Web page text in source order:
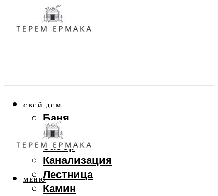
СВОЙ ДОМ
Баня
Веранда
Забор
Канализация
Лестница
Камин
МЕНЮ